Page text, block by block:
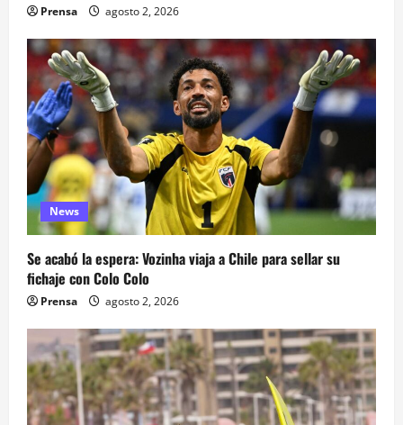
Prensa agosto 2, 2026
News
Se acabó la espera: Vozinha viaja a Chile para sellar su
fichaje con Colo Colo
Prensa agosto 2, 2026